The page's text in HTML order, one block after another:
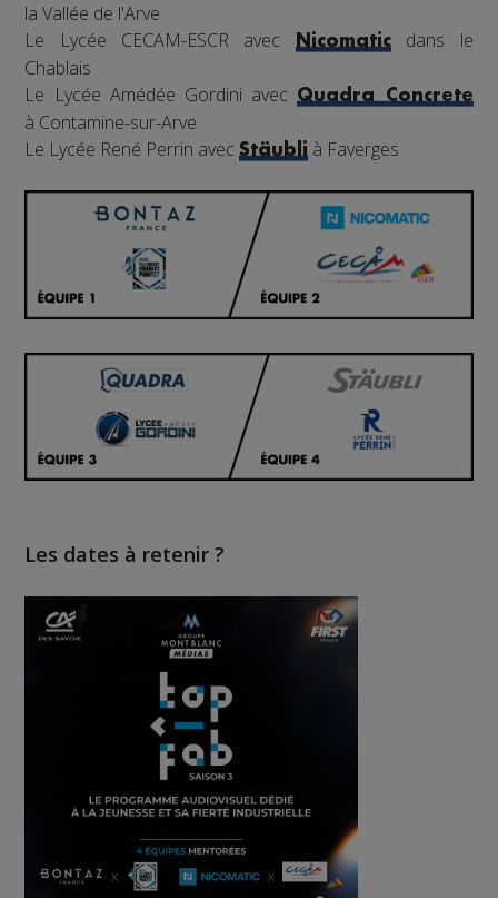
la Vallée de l'Arve
Le Lycée CECAM-ESCR avec
Nicomaticdans le
Chablais
Le Lycée Amédée Gordini avecQuadra Concrete
à Contamine-sur-Arve
Le Lycée René Perrin avecStäubli à Faverges
Les dates à retenir ?